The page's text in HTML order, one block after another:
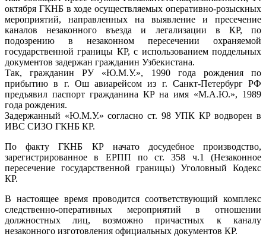
октября ГКНБ в ходе осуществляемых оперативно-розыскных
мероприятий, направленных на выявление и пресечение
каналов незаконного въезда и легализации в КР, по
подозрению в незаконном пересечении охраняемой
государственной границы КР, с использованием поддельных
документов задержан гражданин Узбекистана.
Так, гражданин РУ «Ю.М.У.», 1990 года рождения по
прибытию в г. Ош авиарейсом из г. Санкт-Петербург РФ
предъявил паспорт гражданина КР на имя «М.А.Ю.», 1989
года рождения.
Задержанный «Ю.М.У.» согласно ст. 98 УПК КР водворен в
ИВС СИЗО ГКНБ КР.
По факту ГКНБ КР начато досудебное производство,
зарегистрированное в ЕРПП по ст. 358 ч.1 (Незаконное
пересечение государственной границы) Уголовный Кодекс
КР.
В настоящее время проводится соответствующий комплекс
следственно-оперативных мероприятий в отношении
должностных лиц, возможно причастных к каналу
незаконного изготовления официальных документов КР.